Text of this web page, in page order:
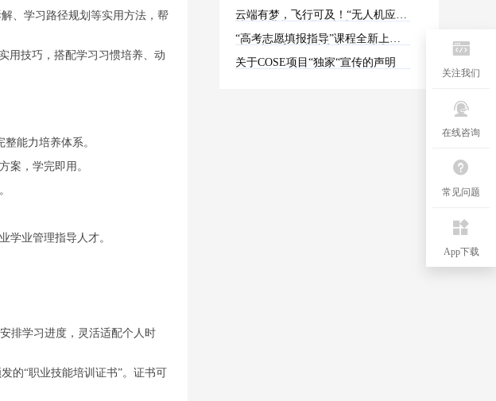
、学习路径规划等实用方法，帮
用技巧，搭配学习习惯培养、动
能力培养体系。
案，学完即用。
学业管理指导人才。
排学习进度，灵活适配个人时
的“职业技能培训证书”。证书可
云端有梦，飞行可及！“无人机应用
“高考志愿填报指导”课程全新上
慧
关于COSE项目“独家“宣传的声明
关注我们
在线咨询
常见问题
App下载